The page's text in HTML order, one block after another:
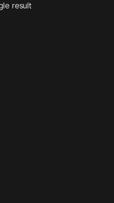
result